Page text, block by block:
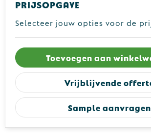
Prijsopgave
Selecteer jouw opties voor de
Toevoegen aan
Vrijblijvende
Sample aanvragen